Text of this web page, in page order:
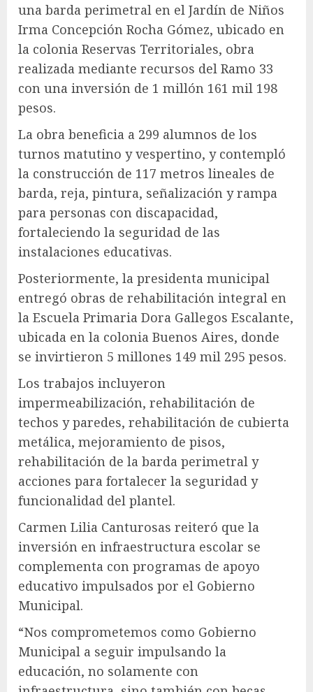
una barda perimetral en el Jardín de Niños
Irma Concepción Rocha Gómez, ubicado en
la colonia Reservas Territoriales, obra
realizada mediante recursos del Ramo 33
con una inversión de 1 millón 161 mil 198
pesos.
La obra beneficia a 299 alumnos de los
turnos matutino y vespertino, y contempló
la construcción de 117 metros lineales de
barda, reja, pintura, señalización y rampa
para personas con discapacidad,
fortaleciendo la seguridad de las
instalaciones educativas.
Posteriormente, la presidenta municipal
entregó obras de rehabilitación integral en
la Escuela Primaria Dora Gallegos Escalante,
ubicada en la colonia Buenos Aires, donde
se invirtieron 5 millones 149 mil 295 pesos.
Los trabajos incluyeron
impermeabilización, rehabilitación de
techos y paredes, rehabilitación de cubierta
metálica, mejoramiento de pisos,
rehabilitación de la barda perimetral y
acciones para fortalecer la seguridad y
funcionalidad del plantel.
Carmen Lilia Canturosas reiteró que la
inversión en infraestructura escolar se
complementa con programas de apoyo
educativo impulsados por el Gobierno
Municipal.
“Nos comprometemos como Gobierno
Municipal a seguir impulsando la
educación, no solamente con